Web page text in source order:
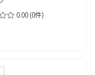
0.00 (0件)